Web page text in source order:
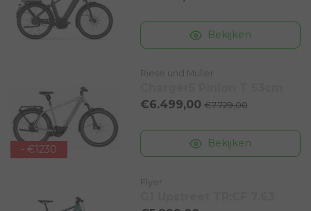
Bekijken
- €1230
Riese und Muller
€6.499,00 €7.729,00
Bekijken
Flyer